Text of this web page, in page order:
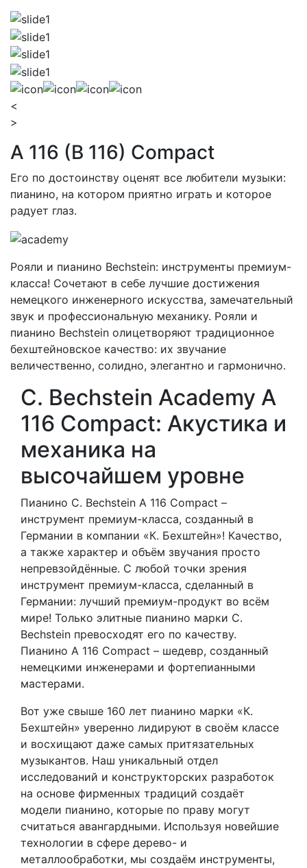
<
>
A 116 (B 116) Compact
Его по достоинству оценят все любители музыки:
пианино, на котором приятно играть и которое
радует глаз.
Рояли и пианино Bechstein: инструменты премиум-
класса! Сочетают в себе лучшие достижения
немецкого инженерного искусства, замечательный
звук и профессиональную механику. Рояли и
пианино Bechstein олицетворяют традиционное
бехштейновское качество: их звучание
величественно, солидно, элегантно и гармонично.
C. Bechstein Academy A
116 Compact: Акустика и
механика на
высочайшем уровне
Пианино C. Bechstein A 116 Compact –
инструмент премиум-класса, созданный в
Германии в компании «К. Бехштейн»! Качество,
а также характер и объём звучания просто
непревзойдённые. C любой точки зрения
инструмент премиум-класса, сделанный в
Германии: лучший премиум-продукт во всём
мире! Только элитные пианино марки C.
Bechstein превосходят его по качеству.
Пианино A 116 Compact – шедевр, созданный
немецкими инженерами и фортепианными
мастерами.
Вот уже свыше 160 лет пианино марки «К.
Бехштейн» уверенно лидируют в своём классе
и восхищают даже самых притязательных
музыкантов. Наш уникальный отдел
исследований и конструкторских разработок
на основе фирменных традиций создаёт
модели пианино, которые по праву могут
считаться авангардными. Используя новейшие
технологии в сфере дерево- и
металлообработки, мы создаём инструменты,